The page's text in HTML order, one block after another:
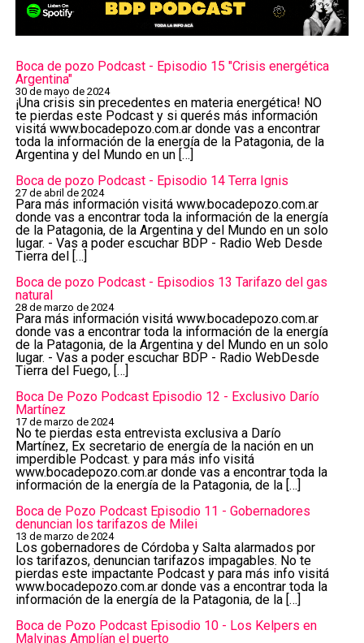
Boca de pozo Podcast - Episodio 15 "Crisis energética
Argentina"
30 de mayo de 2024
¡Una crisis sin precedentes en materia energética! NO
te pierdas este Podcast y si querés más información
visitá ⁠⁠www.bocadepozo.com.ar⁠⁠ donde vas a encontrar
toda la información de la energía de la Patagonia, de la
Argentina y del Mundo en un […]
Boca de pozo Podcast - Episodio 14 Terra Ignis
27 de abril de 2024
Para más información visitá ⁠⁠www.bocadepozo.com.ar⁠⁠
donde vas a encontrar toda la información de la energía
de la Patagonia, de la Argentina y del Mundo en un solo
lugar. - Vas a poder escuchar BDP - Radio Web Desde
Tierra del […]
Boca de pozo Podcast - Episodios 13 Tarifazo del gas
natural
28 de marzo de 2024
Para más información visitá ⁠⁠www.bocadepozo.com.ar⁠⁠
donde vas a encontrar toda la información de la energía
de la Patagonia, de la Argentina y del Mundo en un solo
lugar. - Vas a poder escuchar BDP - Radio WebDesde
Tierra del Fuego, […]
Boca De Pozo Podcast Episodio 12 - Exclusivo Darío
Martínez
17 de marzo de 2024
No te pierdas esta entrevista exclusiva a Darío
Martínez, Ex secretario de energía de la nación en un
imperdible Podcast. y para más info visitá
⁠⁠www.bocadepozo.com.ar⁠⁠ donde vas a encontrar toda la
información de la energía de la Patagonia, de la […]
Boca de Pozo Podcast Episodio 11 - Gobernadores
denuncian los tarifazos de Milei
13 de marzo de 2024
Los gobernadores de Córdoba y Salta alarmados por
los tarifazos, denuncian tarifazos impagables. No te
pierdas este impactante Podcast y para más info visitá
⁠⁠www.bocadepozo.com.ar⁠⁠ donde vas a encontrar toda la
información de la energía de la Patagonia, de la […]
Boca de Pozo Podcast Episodio 10 - Los Kelpers en
Malvinas Amplían el puerto